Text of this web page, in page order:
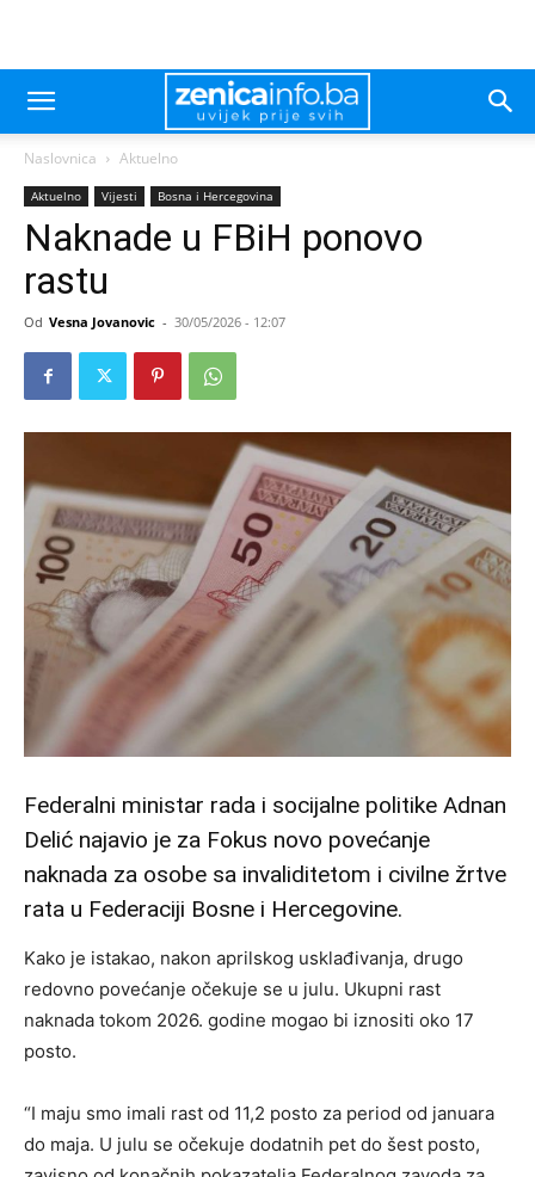
Naslovnica Aktuelno
Aktuelno Vijesti Bosna i Hercegovina
Naknade u FBiH ponovo
rastu
Od Vesna Jovanovic - 30/05/2026 - 12:07
Federalni ministar rada i socijalne politike Adnan
Delić najavio je za Fokus novo povećanje
naknada za osobe sa invaliditetom i civilne žrtve
rata u Federaciji Bosne i Hercegovine.
Kako je istakao, nakon aprilskog usklađivanja, drugo
redovno povećanje očekuje se u julu. Ukupni rast
naknada tokom 2026. godine mogao bi iznositi oko 17
posto.
“I maju smo imali rast od 11,2 posto za period od januara
do maja. U julu se očekuje dodatnih pet do šest posto,